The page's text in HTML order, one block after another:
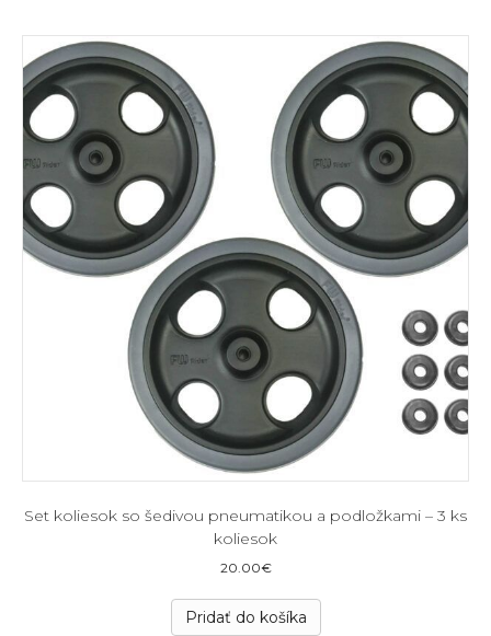
Set koliesok so šedivou pneumatikou a podložkami – 3 ks
koliesok
20.00€
Pridať do košíka